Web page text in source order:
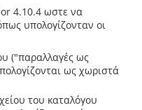
4.10.4 ωστε να
υπολογίζονταν οι
("παραλλαγές ως
ως χωριστά
του καταλόγου